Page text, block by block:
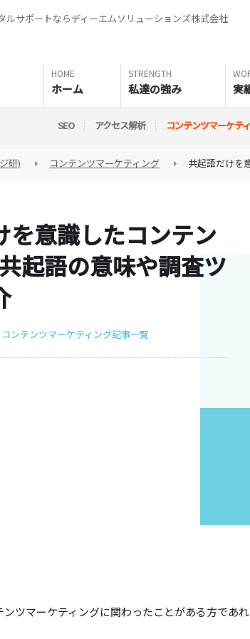
ルサポートならディーエムソリューションズ株式会社
ホーム 私達の強み 実
SEO アクセス解析 コンテンツマーケテ
研) コンテンツマーケティング 共起語だけを
を意識したコンテン
起語の意味や調査ツ
コンテンツマーケティング記事一覧
ンツマーケティングに関わったことがある方であ